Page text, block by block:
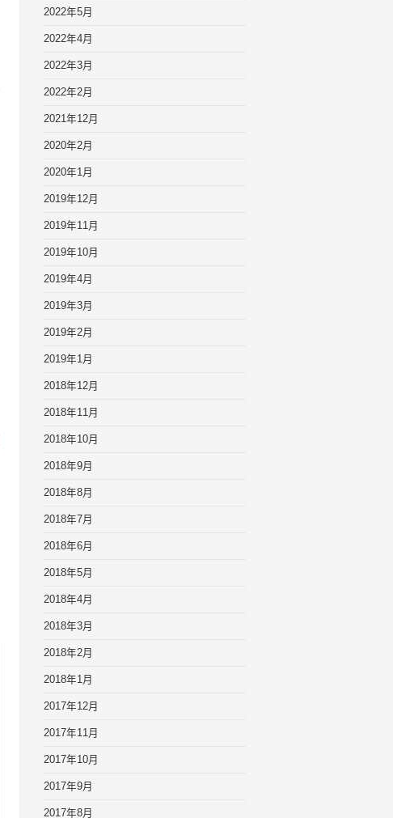
2022年5月
2022年4月
2022年3月
2022年2月
2021年12月
2020年2月
2020年1月
2019年12月
2019年11月
2019年10月
2019年4月
2019年3月
2019年2月
2019年1月
2018年12月
2018年11月
2018年10月
2018年9月
2018年8月
2018年7月
2018年6月
2018年5月
2018年4月
2018年3月
2018年2月
2018年1月
2017年12月
2017年11月
2017年10月
2017年9月
2017年8月